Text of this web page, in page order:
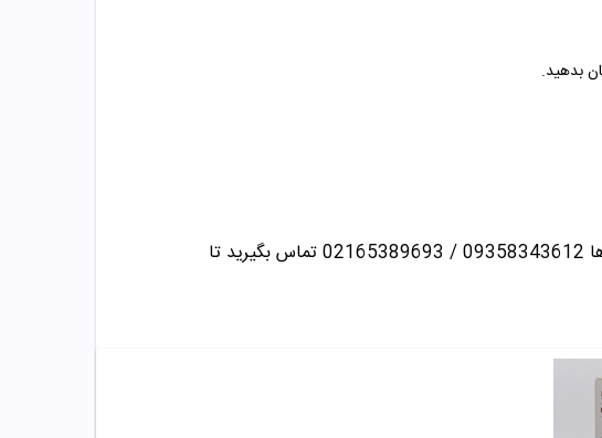
تماس بگیرید تا